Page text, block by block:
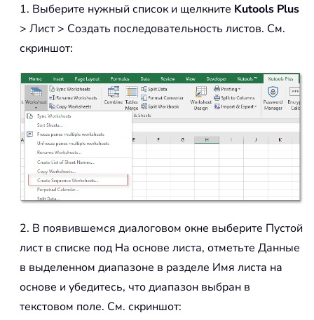
1. Выберите нужный список и щелкните Kutools Plus
> Лист > Создать последовательность листов. См.
скриншот:
2. В появившемся диалоговом окне выберите Пустой
лист в списке под На основе листа, отметьте Данные
в выделенном диапазоне в разделе Имя листа на
основе и убедитесь, что диапазон выбран в
текстовом поле. См. скриншот: